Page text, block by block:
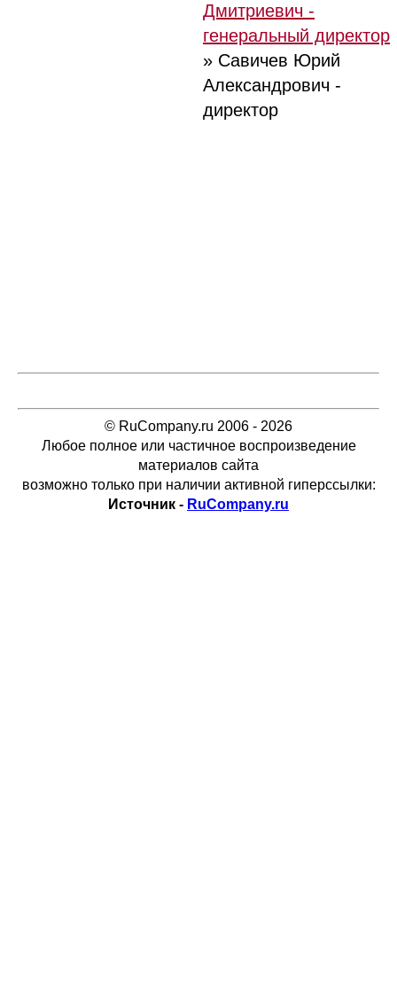
Дмитриевич -
генеральный директор
» Савичев Юрий
Александрович -
директор
© RuCompany.ru 2006 - 2026
Любое полное или частичное воспроизведение
материалов сайта
возможно только при наличии активной гиперссылки:
Источник - RuCompany.ru